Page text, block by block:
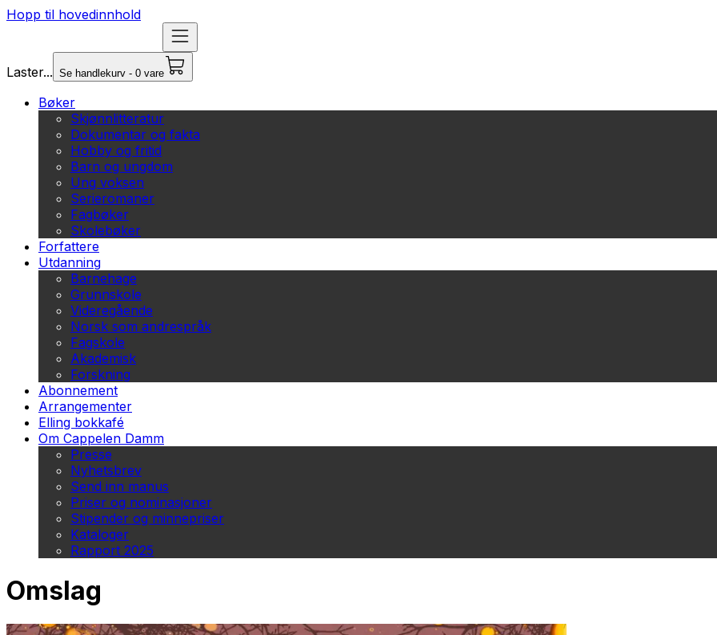
Hopp til hovedinnhold
Laster... Se handlekurv - 0 vare
Bøker
Skjønnlitteratur
Dokumentar og fakta
Hobby og fritid
Barn og ungdom
Ung voksen
Serieromaner
Fagbøker
Skolebøker
Forfattere
Utdanning
Barnehage
Grunnskole
Videregående
Norsk som andrespråk
Fagskole
Akademisk
Forskning
Abonnement
Arrangementer
Elling bokkafé
Om Cappelen Damm
Presse
Nyhetsbrev
Send inn manus
Priser og nominasjoner
Stipender og minnepriser
Kataloger
Rapport 2025
Omslag